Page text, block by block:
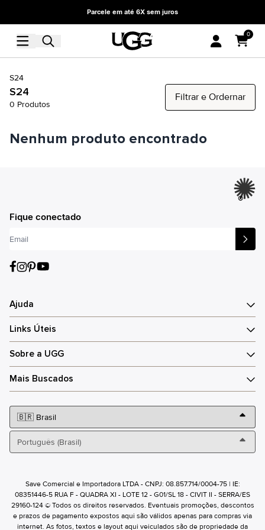
Parcele em até 6X sem juros
0
S24
S24
0 Produtos
Filtrar e Ordernar
Nenhum produto encontrado
®
Fique conectado
Ajuda
Links Úteis
Sobre a UGG
Mais Buscados
Save Comercial e Importadora LTDA - CNPJ: 08.857.714/0004-75 | IE:
08351446-5 RUA F - QUADRA XI - LOTE 12 - G01/SL 18 - CIVIT II - SERRA/ES
29160-124 © Todos os direitos reservados. Eventuais promoções, descontos
e prazos de pagamento expostos aqui são válidos apenas para compras via
internet. As fotos, textos e layout aqui veiculados são de propriedade da